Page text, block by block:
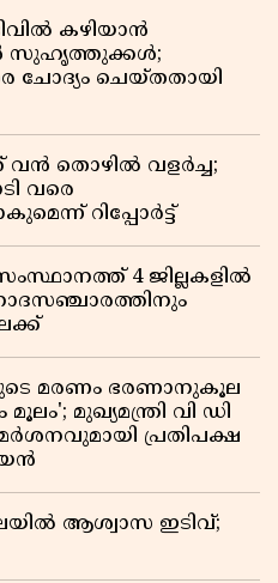
കഴിയാൻ
സുഹൃത്തുക്കൾ;
ചോദ്യം ചെയ്തതായി
വൻ തൊഴിൽ വളർച്ച;
വരെ
റിപ്പോർട്ട്
4 ജില്ലകളിൽ
മരണം ഭരണാനുകൂല
മുഖ്യമന്ത്രി വി ഡി
പ്രതിപക്ഷ
ആശ്വാസ ഇടിവ്;